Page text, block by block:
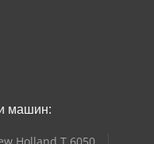
машин: